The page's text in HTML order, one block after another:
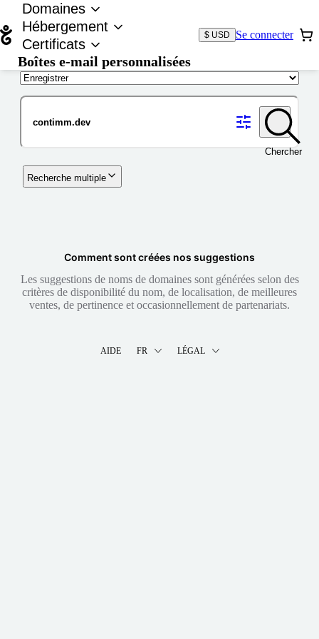
Domaines
Hébergement
Certificats
Boîtes e-mail personnalisées
$ USD Se connecter
Chercher
Recherche multiple
Comment sont créées nos suggestions
Les suggestions de noms de domaines sont générées selon des
critères de disponibilité du nom, de localisation, de meilleures
ventes, de pertinence et occasionnellement de partenariats.
AIDE FR LÉGAL